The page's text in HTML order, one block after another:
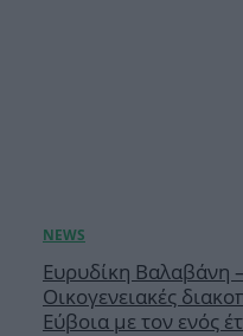
Ευρυδίκη Βαλαβάνη
Οικογενειακές
Εύβοια με τον ενός